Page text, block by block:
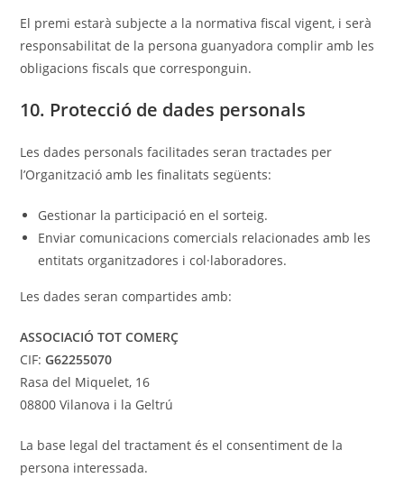
El premi estarà subjecte a la normativa fiscal vigent, i serà
responsabilitat de la persona guanyadora complir amb les
obligacions fiscals que corresponguin.
10. Protecció de dades personals
Les dades personals facilitades seran tractades per
l’Organització amb les finalitats següents:
Gestionar la participació en el sorteig.
Enviar comunicacions comercials relacionades amb les
entitats organitzadores i col·laboradores.
Les dades seran compartides amb:
ASSOCIACIÓ TOT COMERÇ
CIF:G62255070
Rasa del Miquelet, 16
08800 Vilanova i la Geltrú
La base legal del tractament és el consentiment de la
persona interessada.